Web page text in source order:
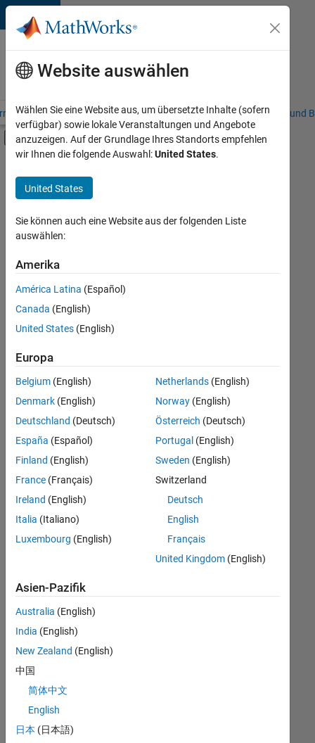
Weiter zum Inhalt
Karriere
bei
MathWorks
– Übersicht Stellensuche Niederlassungen Studierende und
Umschaltung für Off-Canvas-
Hauptinhalt
Customer Support
Education Sales
Marketing Communications
Marketing Services
Business Model Team
Finance and Operations
Human Resources
+6
Derzeit
es
keine
offenen
Stellen,
Ihren
Suchkriterien
entsprechen.
können
die
Suchkriterien
weiter
fassen
oder
alle
Stellenangebote
anzeigen .
noch
keine
offenen
Stellen
können,
die
Ihren
entsprechen,
Website auswählen
Wählen Sie eine Website aus, um übersetzte Inhalte (sofern
verfügbar) sowie lokale Veranstaltungen und Angebote
anzuzeigen. Auf der Grundlage Ihres Standorts empfehlen
wir Ihnen die folgende Auswahl:United States.
United States
Sie können auch eine Website aus der folgenden Liste
auswählen:
Amerika
América Latina (Español)
Canada (English)
United States (English)
Europa
Belgium (English)
Denmark (English)
Deutschland (Deutsch)
España (Español)
Finland (English)
France (Français)
Ireland (English)
Italia (Italiano)
Luxembourg (English)
Netherlands(English)
Norway(English)
Österreich (Deutsch)
Portugal (English)
Sweden (English)
Switzerland
Deutsch
English
Français
United Kingdom(English)
Asien-Pazifik
Australia (English)
India (English)
New Zealand (English)
中国
简体中文
English
日本 (日本語)